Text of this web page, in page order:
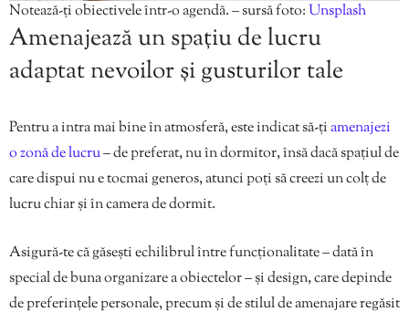
Notează-ți obiectivele într-o agendă. – sursă foto:Unsplash
Amenajează un spațiu de lucru
adaptat nevoilor și gusturilor tale
Pentru a intra mai bine în atmosferă, este indicat să-țiamenajezi
o zonă de lucru– de preferat, nu în dormitor, însă dacă spațiul de
care dispui nu e tocmai generos, atunci poți să creezi un colț de
lucru chiar și în camera de dormit.
Asigură-te că găsești echilibrul între funcționalitate – dată în
special de buna organizare a obiectelor – și design, care depinde
de preferințele personale, precum și de stilul de amenajare regăsit